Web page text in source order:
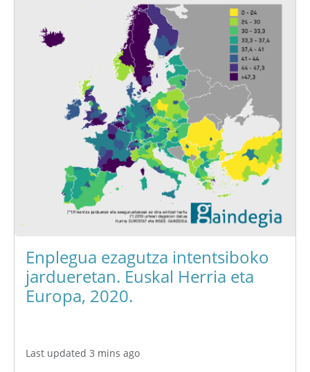
Enplegua ezagutza intentsiboko
jardueretan. Euskal Herria eta
Europa, 2020.
Last updated 3 mins ago